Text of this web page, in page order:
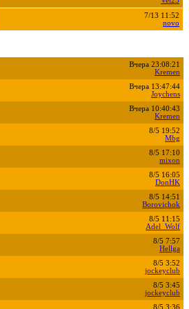
7/13 11:52
novo
Вчера 23:08:21
Kremen
Вчера 13:47:44
Joychens
Вчера 10:40:43
Kremen
8/5 19:52
Mbg
8/5 17:10
mixon
8/5 16:05
DonHK
8/5 14:51
Borovichok
8/5 11:15
Adel_Wolf
8/5 7:57
Hellga
8/5 3:52
jockeyclub
8/5 3:45
jockeyclub
8/5 3:36